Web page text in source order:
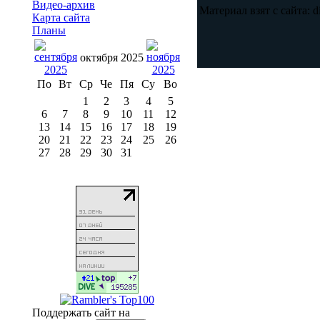
Видео-архив
Карта сайта
Планы
октября 2025
По Вт Ср Че Пя Су
Во
1
2 3 4
5
6
7 8 9 10 11
12
13
14 15 16 17 18
19
20
21 22 23 24 25
26
27
28 29 30 31
Поддержать сайт на
Материал взят с сайта: